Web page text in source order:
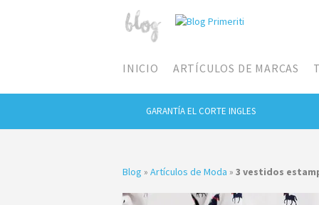
INICIO ARTÍCULOS DE MARCAS
GARANTÍA EL CORTE INGLES
Blog » Artículos de Moda » 3 vestidos